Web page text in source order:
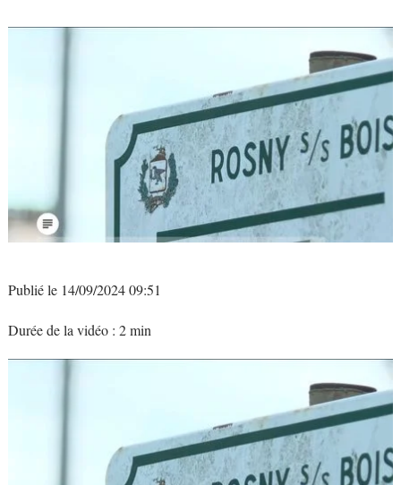
Publié le 14/09/2024 09:51
Durée de la vidéo : 2 min